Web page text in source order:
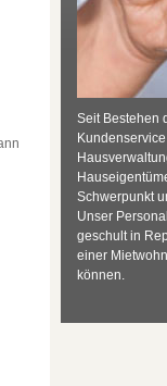
Seit Bestehen
Schwerpunkt
Unser
geschult in
einer
können.